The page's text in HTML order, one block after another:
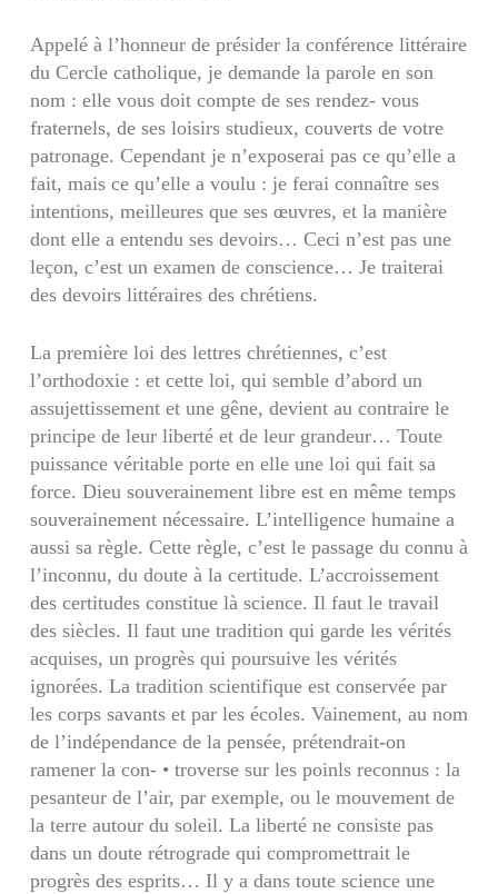
Appelé à l’honneur de présider la conférence lit­téraire
du Cercle catholique, je demande la parole en son
nom : elle vous doit compte de ses rendez- vous
fraternels, de ses loisirs studieux, couverts de votre
patronage. Cependant je n’exposerai pas ce qu’elle a
fait, mais ce qu’elle a voulu : je ferai connaître ses
intentions, meilleures que ses œuvres, et la manière
dont elle a entendu ses devoirs… Ceci n’est pas une
leçon, c’est un examen de conscience… Je traiterai
des devoirs littéraires des chrétiens.
La première loi des lettres chrétiennes, c’est
l’orthodoxie : et cette loi, qui semble d’abord un
assujettissement et une gêne, devient au contraire le
principe de leur liberté et de leur grandeur… Toute
puissance véritable porte en elle une loi qui fait sa
force. Dieu souverainement libre est en même temps
souverainement nécessaire. L’intel­ligence humaine a
aussi sa règle. Cette règle, c’est le passage du connu à
l’inconnu, du doute à la certitude. L’accroissement
des certitudes constitue là science. Il faut le travail
des siècles. Il faut une tradition qui garde les vérités
acquises, un progrès qui poursuive les vérités
ignorées. La tradition scientifique est conservée par
les corps savants et par les écoles. Vainement, au nom
de l’indépen­dance de la pensée, prétendrait-on
ramener la con- • troverse sur les poinls reconnus : la
pesanteur de l’air, par exemple, ou le mouvement de
la terre autour du soleil. La liberté ne consiste pas
dans un doute rétrograde qui compromettrait le
progrès des esprits… Il y a dans toute science une